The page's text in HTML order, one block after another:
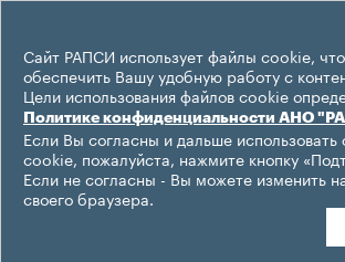
Сайт РАПСИ использует файлы cookie,
обеспечить Вашу удобную работу с
Цели использования файлов cookie
Политике конфиденциальности АНО
Если Вы согласны и дальше
cookie, пожалуйста, нажмите кнопку
Если не согласны - Вы можете изменить
своего браузера.